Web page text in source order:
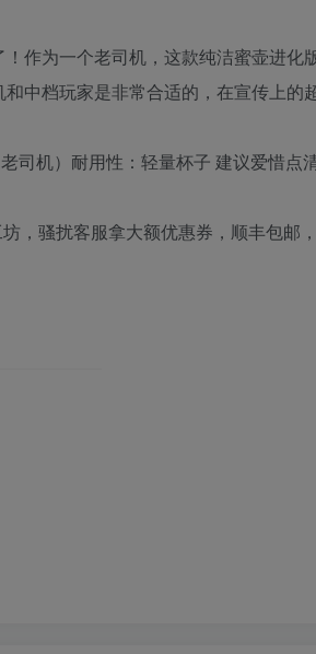
作为一个老司机，这款纯洁蜜壶进化
中档玩家是非常合适的，在宣传上的
司机）耐用性：轻量杯子 建议爱惜点
，骚扰客服拿大额优惠券，顺丰包邮，